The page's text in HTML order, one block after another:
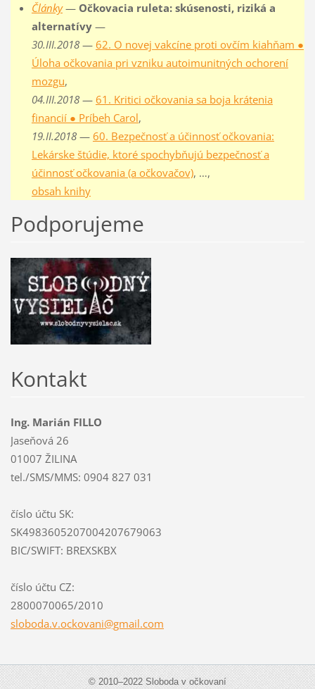
Články— Očkovacia ruleta: skúsenosti, riziká a
alternatívy—
30.III.2018— 62. O novej vakcíne proti ovčím kiahňam ●
Úloha očkovania pri vzniku autoimunitných ochorení
mozgu,
04.III.2018— 61. Kritici očkovania sa boja krátenia
financií ● Príbeh Carol,
19.II.2018— 60. Bezpečnosť a účinnosť očkovania:
Lekárske štúdie, ktoré spochybňujú bezpečnosť a
účinnosť očkovania (a očkovačov), …,
obsah knihy
Podporujeme
Kontakt
Ing. Marián FILLO
Jaseňová 26
01007 ŽILINA
tel./SMS/MMS: 0904 827 031
číslo účtu SK:
SK4983605207004207679063
BIC/SWIFT: BREXSKBX
číslo účtu CZ:
2800070065/2010
sloboda.v.ockovani@gmail.com
© 2010–2022 Sloboda v očkovaní